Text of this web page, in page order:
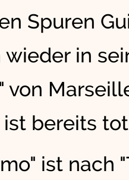
Spuren
wieder in
von
ist bereits
ist nach